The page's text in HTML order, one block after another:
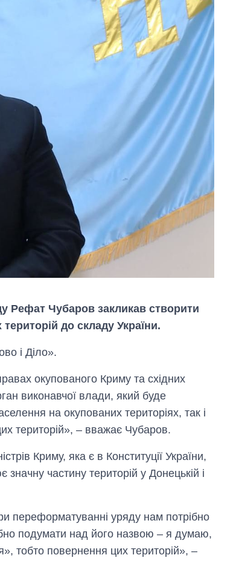
Рефат Чубаров закликав створити
територій до складу України.
і Діло».
окупованого Криму та східних
виконавчої влади, який буде
на окупованих територіях, так і
територій», – вважає Чубаров.
Криму, яка є в Конституції України,
частину територій у Донецькій і
переформатуванні уряду нам потрібно
подумати над його назвою – я думаю,
тобто повернення цих територій», –
Україні до і під час
великої війни